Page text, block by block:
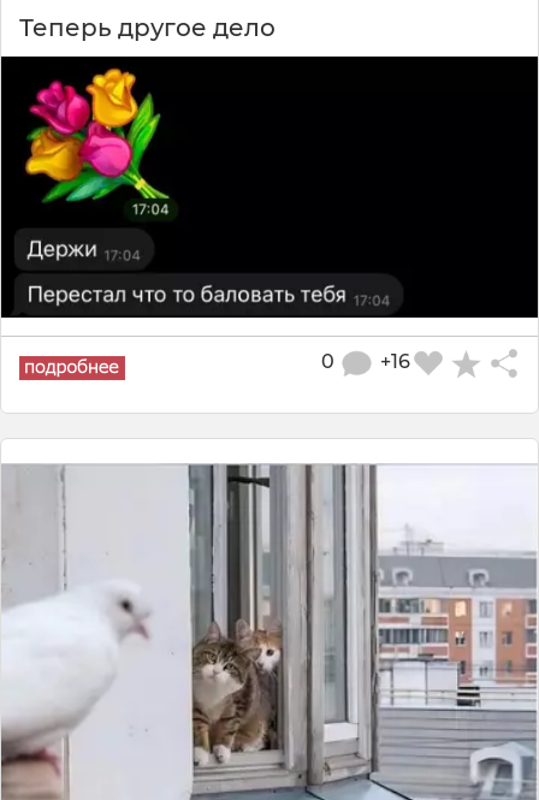
Теперь другое дело
+16
0